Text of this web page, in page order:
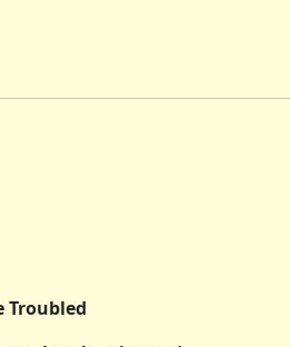
Troubled